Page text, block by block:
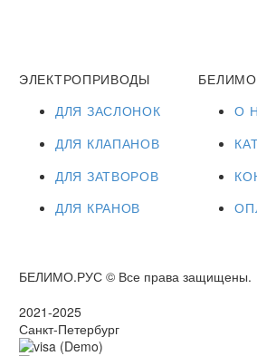
ЭЛЕКТРОПРИВОДЫ
ДЛЯ ЗАСЛОНОК
ДЛЯ КЛАПАНОВ
ДЛЯ ЗАТВОРОВ
ДЛЯ КРАНОВ
О
БЕЛИМО.РУС © Все права защищены.
2021-2025
Санкт-Петербург